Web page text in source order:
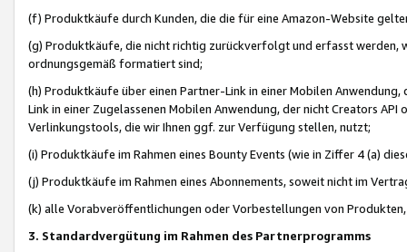
(f) Produktkäufe durch Kunden, die die für eine Amazon-Website
(g) Produktkäufe, die nicht richtig zurückverfolgt und erfasst werden,
ordnungsgemäß formatiert sind;
(h) Produktkäufe über einen Partner-Link in einer Mobilen
Link in einer Zugelassenen Mobilen Anwendung, der nicht Creators
Verlinkungstools, die wir Ihnen ggf. zur Verfügung stellen, nutzt;
(i) Produktkäufe im Rahmen eines Bounty Events (wie in Ziffer 4 (a)
(j) Produktkäufe im Rahmen eines Abonnements, soweit nicht im
(k) alle Vorabveröffentlichungen oder Vorbestellungen von
3. Standardvergütung im Rahmen des Partnerprogramms